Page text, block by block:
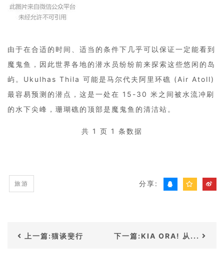
由于在合适的时间、适当的条件下几乎可以保证一定能看到
魔鬼鱼，因此世界各地的潜水员纷纷前来探索这些悠闲的岛
屿。Ukulhas Thila 可能是马尔代夫阿里环礁 (Air Atoll)
最容易预测的潜点，这是一处在 15-30 米之间被水流冲刷
的水下尖峰，珊瑚礁的顶部是魔鬼鱼的清洁站。
共 1 页 1 条数据
旅游 分享:
上一篇:猫谈斐行 下一篇:KIA ORA! 从...